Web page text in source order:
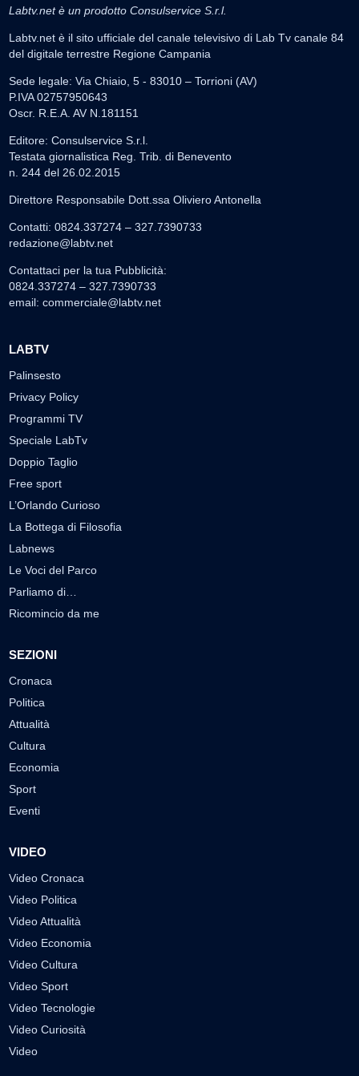
Labtv.net è un prodotto Consulservice S.r.l.
Labtv.net è il sito ufficiale del canale televisivo di Lab Tv canale 84
del digitale terrestre Regione Campania
Sede legale: Via Chiaio, 5 - 83010 – Torrioni (AV)
P.IVA 02757950643
Oscr. R.E.A. AV N.181151
Editore: Consulservice S.r.l.
Testata giornalistica Reg. Trib. di Benevento
n. 244 del 26.02.2015
Direttore Responsabile Dott.ssa Oliviero Antonella
Contatti: 0824.337274 – 327.7390733
redazione@labtv.net
Contattaci per la tua Pubblicità:
0824.337274 – 327.7390733
email: commerciale@labtv.net
LABTV
Palinsesto
Privacy Policy
Programmi TV
Speciale LabTv
Doppio Taglio
Free sport
L’Orlando Curioso
La Bottega di Filosofia
Labnews
Le Voci del Parco
Parliamo di…
Ricomincio da me
SEZIONI
Cronaca
Politica
Attualità
Cultura
Economia
Sport
Eventi
VIDEO
Video Cronaca
Video Politica
Video Attualità
Video Economia
Video Cultura
Video Sport
Video Tecnologie
Video Curiosità
Video